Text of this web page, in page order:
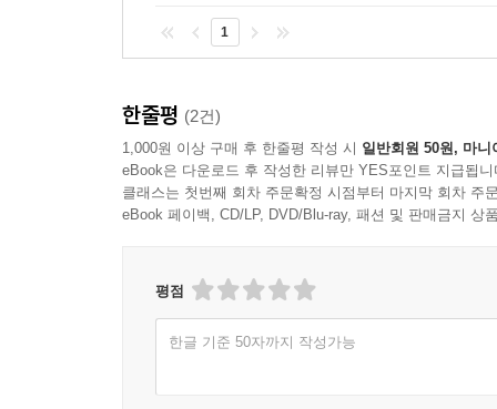
1
한줄평 (2건)
1,000원 이상 구매 후 한줄평 작성 시 일반회원 50원, 마니
eBook은 다운로드 후 작성한 리뷰만 YES포인트 지급됩니
클래스는 첫번째 회차 주문확정 시점부터 마지막 회차 주
eBook 페이백, CD/LP, DVD/Blu-ray, 패션 및 판매금지 상
평점
한글 기준 50자까지 작성가능